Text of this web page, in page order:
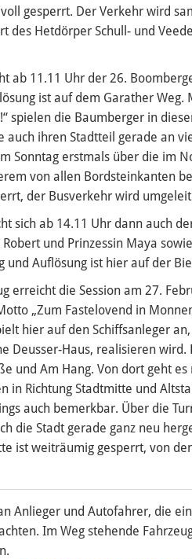
gesperrt. Der Verkehr wird
des Hetdörper Schull- und
ab 11.11 Uhr der 26.
ist auf dem Garather Weg.
spielen die Baumberger in
auch ihren Stadtteil gerade an
Sonntag erstmals über die im
von allen Bordsteinkanten
der Busverkehr wird
sich ab 14.11 Uhr dann auch
und Prinzessin Maya
und Auflösung ist hier auf der
erreicht die Session am 27.
„Zum Fastelovend in
hier auf den Schiffsanleger
Deusser-Haus, realisieren
und Am Hang. Von dort geht es
in Richtung Stadtmitte und
auch bemerkbar. Über die
die Stadt gerade ganz neu
ist weiträumig gesperrt, von
Anlieger und Autofahrer, die
Im Weg stehende